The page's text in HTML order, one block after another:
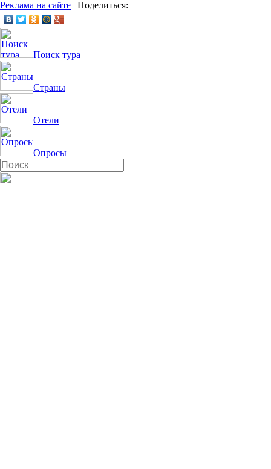
Реклама на сайте | Поделиться:
Поиск тура
Страны
Отели
Опросы